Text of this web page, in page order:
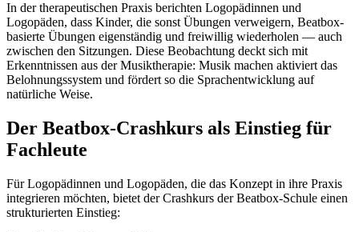
In der therapeutischen Praxis berichten Logopädinnen und
Logopäden, dass Kinder, die sonst Übungen verweigern, Beatbox-
basierte Übungen eigenständig und freiwillig wiederholen — auch
zwischen den Sitzungen. Diese Beobachtung deckt sich mit
Erkenntnissen aus der Musiktherapie: Musik machen aktiviert das
Belohnungssystem und fördert so die Sprachentwicklung auf
natürliche Weise.
Der Beatbox-Crashkurs als Einstieg für
Fachleute
Für Logopädinnen und Logopäden, die das Konzept in ihre Praxis
integrieren möchten, bietet der Crashkurs der Beatbox-Schule einen
strukturierten Einstieg: